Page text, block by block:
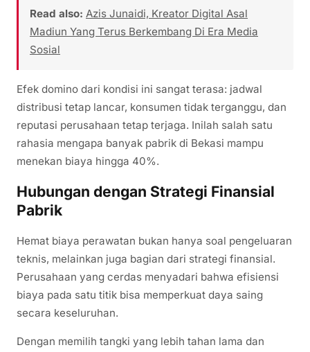
Read also: Azis Junaidi, Kreator Digital Asal
Madiun Yang Terus Berkembang Di Era Media
Sosial
Efek domino dari kondisi ini sangat terasa: jadwal
distribusi tetap lancar, konsumen tidak terganggu, dan
reputasi perusahaan tetap terjaga. Inilah salah satu
rahasia mengapa banyak pabrik di Bekasi mampu
menekan biaya hingga 40%.
Hubungan dengan Strategi Finansial
Pabrik
Hemat biaya perawatan bukan hanya soal pengeluaran
teknis, melainkan juga bagian dari strategi finansial.
Perusahaan yang cerdas menyadari bahwa efisiensi
biaya pada satu titik bisa memperkuat daya saing
secara keseluruhan.
Dengan memilih tangki yang lebih tahan lama dan